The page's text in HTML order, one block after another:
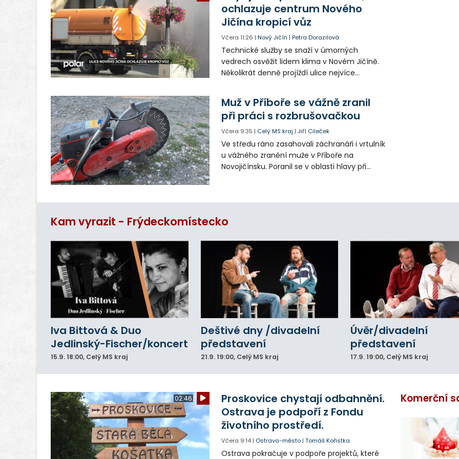
ochlazuje centrum Nového
Jičína kropicí vůz
Včera 11:26 |Nový Jičín |Petra Dorazilová
Technické služby se snaží v úmorných
vedrech osvěžit lidem klima v Novém Jičíně.
Několikrát denně projíždí ulice nejvíce
Muž v Příboře se vážně zranil
při práci s rozbrušovačkou
Včera 9:35 | Celý MS kraj |Jiří Cileček
Ve středu ráno zasahovali záchranáři i vrtulník
u vážného zranění muže v Příboře na
Novojičínsku. Poranil se v oblasti hlavy při
nemocnice.
Kam vyrazit - Frýdeckomístecko
Iva Bittová & Duo
Jedlinský-Fischer/koncert
15.9.18:00, Celý MS kraj
Deštivé dny /divadelní
představení
21.9. 19:00, Celý MS kraj
Úvěr/divadelní
představení
17.9.19:00, Celý MS kraj
02:46
Proskovice chystají odbahnění.
Ostrava je podpoří z Fondu
životního prostředí.
Včera 9:14 | Ostrava-město |Tomáš Kořistka
Ostrava pokračuje v podpoře projektů, které
Komerční